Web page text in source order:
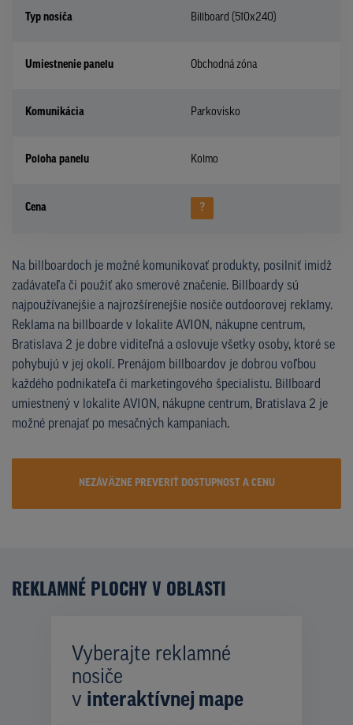
Typ nosiča Billboard (510x240)
Umiestnenie panelu Obchodná zóna
Komunikácia Parkovisko
Poloha panelu Kolmo
Cena ?
Na billboardoch je možné komunikovať produkty, posilniť imidž
zadávateľa či použiť ako smerové značenie. Billboardy sú
najpoužívanejšie a najrozšírenejšie nosiče outdoorovej reklamy.
Reklama na billboarde v lokalite AVION, nákupne centrum,
Bratislava 2 je dobre viditeľná a oslovuje všetky osoby, ktoré se
pohybujú v jej okolí. Prenájom billboardov je dobrou voľbou
každého podnikateľa či marketingového špecialistu. Billboard
umiestnený v lokalite AVION, nákupne centrum, Bratislava 2 je
možné prenajať po mesačných kampaniach.
NEZÁVÄZNE PREVERIŤ DOSTUPNOST A CENU
REKLAMNÉ PLOCHY V OBLASTI
Vyberajte reklamné
nosiče
v interaktívnej mape